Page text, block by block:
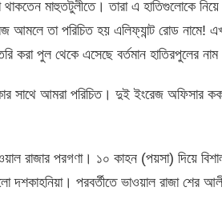
মাহুতটুলীতে। তারা এ হাতিগুলোকে নিয়ে
আমলে তা পরিচিত হয় এলিফ্যান্ট রোড নামে!
করা পুল থেকে এসেছে বর্তমান হাতিরপুলের
সাথে আমরা পরিচিত। দুই ইংরেজ অফিসার
রাজার পরগণা। ১০ কাহন (পয়সা) দিয়ে
দশকাহনিয়া। পরবর্তীতে ভাওয়াল রাজা শের